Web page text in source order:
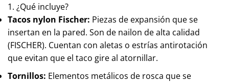
1. ¿Qué incluye?
Tacos nylon Fischer: Piezas de expansión que se
insertan en la pared. Son de nailon de alta calidad
(FISCHER). Cuentan con aletas o estrías antirotación
que evitan que el taco gire al atornillar.
Tornillos: Elementos metálicos de rosca que se